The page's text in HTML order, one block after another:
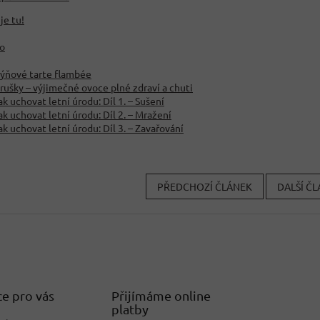
tu!
tarte flambée
– výjimečné ovoce plné zdraví a chuti
uchovat letní úrodu: Díl 1. – Sušení
uchovat letní úrodu: Díl 2. – Mražení
uchovat letní úrodu: Díl 3. – Zavařování
PŘEDCHOZÍ ČLÁNEK DALŠÍ
pro vás
Přijímáme online
platby